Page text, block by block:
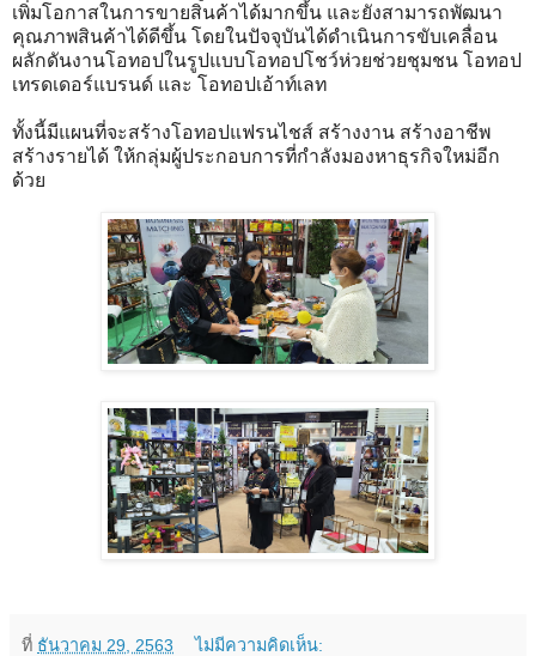
เพิ่มโอกาสในการขายสินค้าได้มากขึ้น และยังสามารถพัฒนา
คุณภาพสินค้าได้ดีขึ้น โดยในปัจจุบันได้ดำเนินการขับเคลื่อน
ผลักดันงานโอทอปในรูปแบบโอทอปโชว์ห่วยช่วยชุมชน โอทอป
เทรดเดอร์แบรนด์ และ โอทอปเอ้าท์เลท
ทั้งนี้มีแผนที่จะสร้างโอทอปแฟรนไชส์ สร้างงาน สร้างอาชีพ
สร้างรายได้ ให้กลุ่มผู้ประกอบการที่กำลังมองหาธุรกิจใหม่อีก
ด้วย
ที่ ธันวาคม 29, 2563 ไม่มีความคิดเห็น: